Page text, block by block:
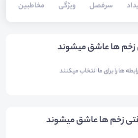
سرفصل ویژگی مخاطبین
ها عاشق میشوند
ها را برای ما انتخاب میکنند
زخم ها عاشق میشوند